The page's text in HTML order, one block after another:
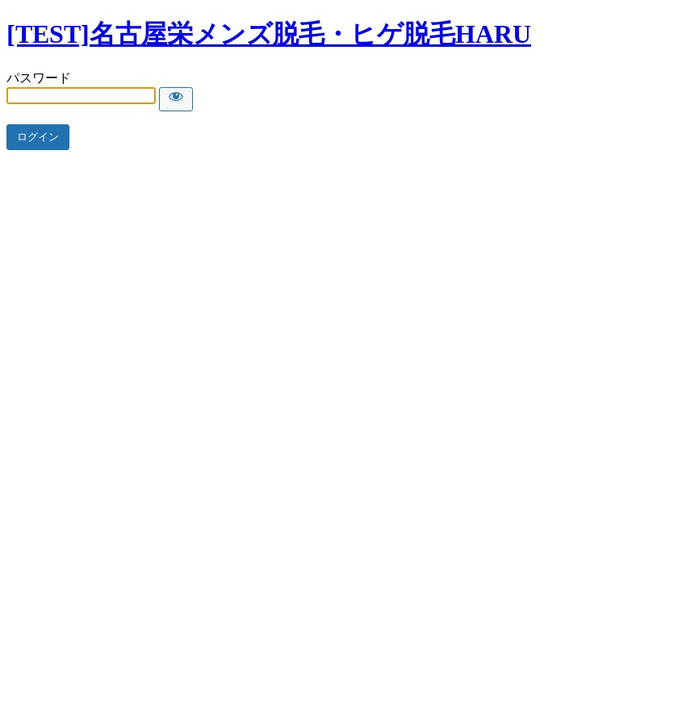
[TEST]名古屋栄メンズ脱毛・ヒゲ脱毛HARU
パスワード